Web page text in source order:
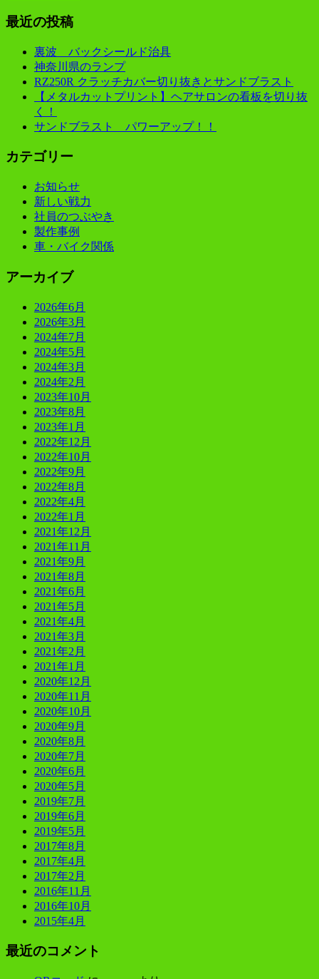
最近の投稿
裏波 バックシールド治具
神奈川県のランプ
RZ250R クラッチカバー切り抜きとサンドブラスト
【メタルカットプリント】ヘアサロンの看板を切り抜
く！
サンドブラスト パワーアップ！！
カテゴリー
お知らせ
新しい戦力
社員のつぶやき
製作事例
車・バイク関係
アーカイブ
2026年6月
2026年3月
2024年7月
2024年5月
2024年3月
2024年2月
2023年10月
2023年8月
2023年1月
2022年12月
2022年10月
2022年9月
2022年8月
2022年4月
2022年1月
2021年12月
2021年11月
2021年9月
2021年8月
2021年6月
2021年5月
2021年4月
2021年3月
2021年2月
2021年1月
2020年12月
2020年11月
2020年10月
2020年9月
2020年8月
2020年7月
2020年6月
2020年5月
2019年7月
2019年6月
2019年5月
2017年8月
2017年4月
2017年2月
2016年11月
2016年10月
2015年4月
最近のコメント